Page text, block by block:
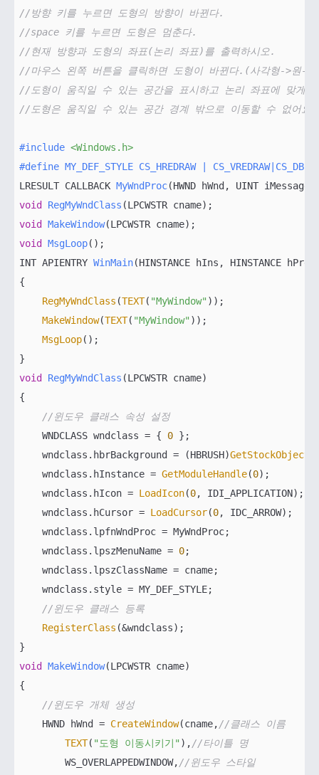
//방향 키를 누르면 도형의 방향이 바뀐다.
//space 키를 누르면 도형은 멈춘다.
//현재 방향과 도형의 좌표(논리 좌표)를 출력하시오.
//마우스 왼쪽 버튼을 클릭하면 도형이 바뀐다.(사각형->원-
//도형이 움직일 수 있는 공간을 표시하고 논리 좌표에 맞게
//도형은 움직일 수 있는 공간 경계 밖으로 이동할 수 없어요.
#include <Windows.h>
#define MY_DEF_STYLE CS_HREDRAW |
LRESULT CALLBACK MyWndProc(HWND hWnd, UINT iMessage,
void
RegMyWndClass (LPCWSTR cname)
void
MakeWindow(LPCWSTR cname)
void
MsgLoop()
INT APIENTRY WinMain(HINSTANCE hIns, HINSTANCE
{
RegMyWndClass (TEXT( "MyWindow" ));
MakeWindow(TEXT( "MyWindow" ));
MsgLoop();
void
RegMyWndClass (LPCWSTR cname)
{
//윈도우 클래스 속성 설정
    WNDCLASS wndclass = {
0 };
    wndclass.hbrBackground = (HBRUSH)
GetStockObject
    wndclass.hInstance =
GetModuleHandle(0);
    wndclass.hIcon =
LoadIcon(0, IDI_APPLICATION);
    wndclass.hCursor =
LoadCursor(0, IDC_ARROW);
    wndclass.lpfnWndProc = MyWndProc;
    wndclass.lpszMenuName =
0;
    wndclass.lpszClassName = cname;
    wndclass.style = MY_DEF_STYLE;
//윈도우 클래스 등록
RegisterClass (&wndclass);
void
MakeWindow(LPCWSTR cname)
{
//윈도우 개체 생성
    HWND hWnd =
CreateWindow(cname, //클래스 이름
TEXT( "도형 이동시키기" ), //타이틀 명
        WS_OVERLAPPEDWINDOW,
//윈도우 스타일